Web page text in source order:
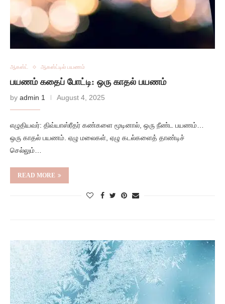
ஆகஸ்ட் ஆகஸ்ட்டில் பயணம்
பயணம் கதைப் போட்டி: ஒரு காதல் பயணம்
by admin 1 August 4, 2025
எழுதியவர்: திவ்யாஸ்ரீதர் கண்களை மூடினால், ஒரு நீண்ட பயணம்…
ஒரு காதல் பயணம். ஏழு மலைகள், ஏழு கடல்களைத் தாண்டிச்
செல்லும்…
READ MORE